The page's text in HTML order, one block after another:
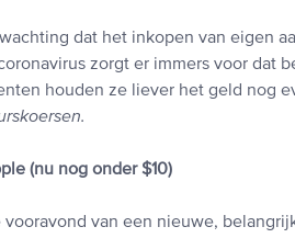
dat het inkopen van eigen
zorgt er immers voor dat
houden ze liever het geld nog
(nu nog onder $10)
vooravond van een nieuwe,